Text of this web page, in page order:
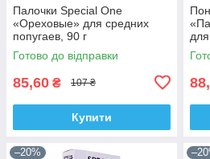
Палочки Speciаl One
«Ореховые» для средних
попугаев, 90 г
Готово до відправки
85,60 ₴ 107 ₴
Купити
–20%